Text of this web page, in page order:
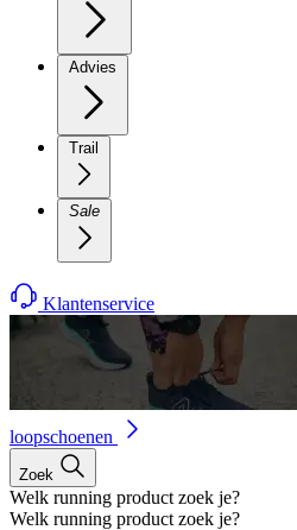
Advies
Trail
Sale
Klantenservice
loopschoenen
Zoek
Welk running product zoek je?
Welk running product zoek je?